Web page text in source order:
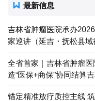
最新信息
吉林省肿瘤医院承办
家巡讲（延吉・抚松县域
全省首家｜吉林省肿瘤医
造“医保+商保”协同结算
锚定精准放疗质控主线